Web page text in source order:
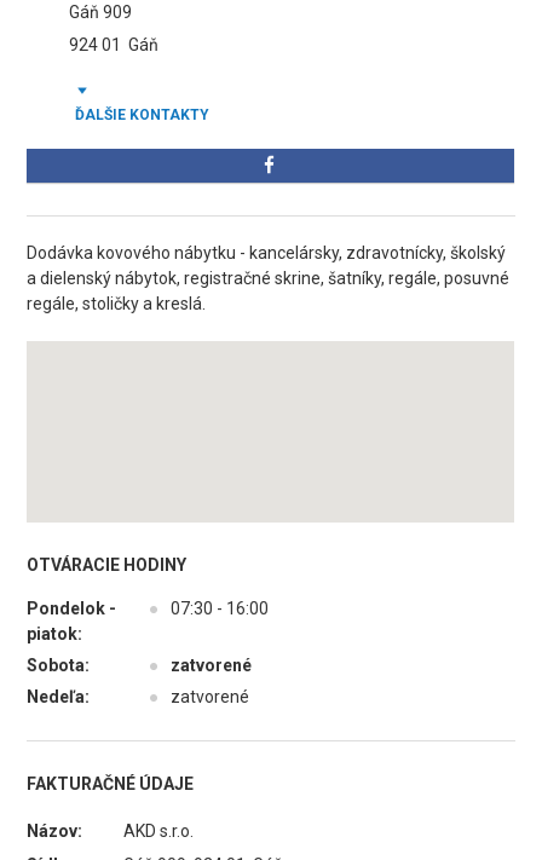
Gáň 909
924 01 Gáň
ĎALŠIE KONTAKTY
Dodávka kovového nábytku - kancelársky, zdravotnícky, školský
a dielenský nábytok, registračné skrine, šatníky, regále, posuvné
regále, stoličky a kreslá.
OTVÁRACIE HODINY
Pondelok -
piatok:
● 07:30 - 16:00
Sobota: ●
zatvorené
Nedeľa:
● zatvorené
FAKTURAČNÉ ÚDAJE
Názov:
AKD s.r.o.